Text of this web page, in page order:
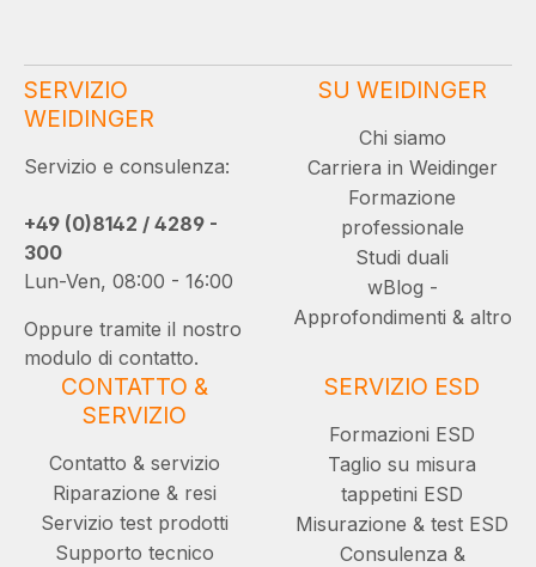
SERVIZIO
WEIDINGER
Servizio e consulenza:
+49 (0)8142 / 4289 -
300
Lun-Ven, 08:00 - 16:00
Oppure tramite il nostro
modulo di contatto.
SU WEIDINGER
Chi siamo
Carriera in Weidinger
Formazione
professionale
Studi duali
wBlog -
Approfondimenti & altro
CONTATTO &
SERVIZIO
Contatto & servizio
Riparazione & resi
Servizio test prodotti
Supporto tecnico
SERVIZIO ESD
Formazioni ESD
Taglio su misura
tappetini ESD
Misurazione & test ESD
Consulenza &